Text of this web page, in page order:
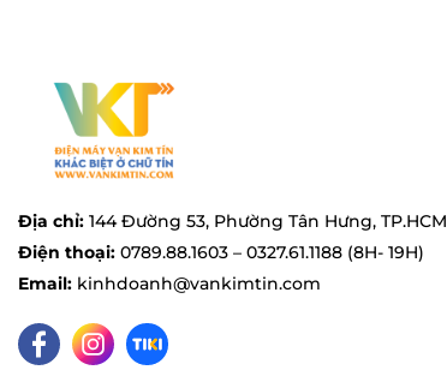
Địa chỉ: 144 Đường 53, Phường Tân Hưng, TP.HCM
Điện thoại: 0789.88.1603 – 0327.61.1188 (8H- 19H)
Email: kinhdoanh@vankimtin.com